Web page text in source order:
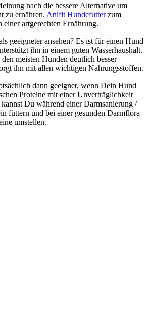
nach die bessere Alternative um
zu ernähren. Anifit Hundefutterzum
einer artgerechten Ernährung.
geeigneter ansehen? Es ist für einen Hund
ihn in einem guten Wasserhaushalt.
meisten Hunden deutlich besser
ihn mit allen wichtigen Nahrungsstoffen.
dann geeignet, wenn Dein Hund
Proteine mit einer Unverträglichkeit
Du während einer Darmsanierung /
füttern und bei einer gesunden Darmflora
umstellen.